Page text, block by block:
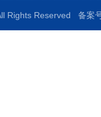
Rights Reserved 备案